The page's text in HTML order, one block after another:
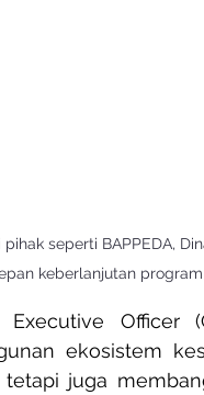
seperti BAPPEDA,
keberlanjutan
Officer
ekosistem
juga